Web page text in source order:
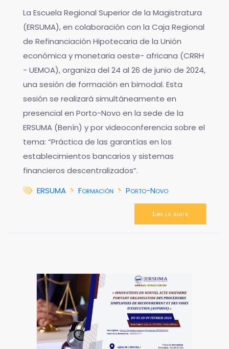
La Escuela Regional Superior de la Magistratura
(ERSUMA), en colaboración con la Caja Regional
de Refinanciación Hipotecaria de la Unión
económica y monetaria oeste- africana (CRRH
- UEMOA), organiza del 24 al 26 de junio de 2024,
una sesión de formación en bimodal. Esta
sesión se realizará simultáneamente en
presencial en Porto-Novo en la sede de la
ERSUMA (Benín) y por videoconferencia sobre el
tema: “Práctica de las garantías en los
establecimientos bancarios y sistemas
financieros descentralizados”.
ERSUMA
Formación Porto-Novo
Lire la suite